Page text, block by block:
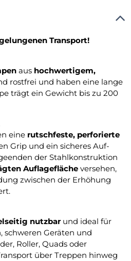
Transport!
aus hochwertigem,
rostfrei und haben eine lange
trägt ein Gewicht bis zu 200
eine rutschfeste, perforierte
Grip und ein sicheres Auf-
der Stahlkonstruktion
Auflagefläche versehen,
zwischen der Erhöhung
nutzbarund ideal für
schweren Geräten und
Roller, Quads oder
über Treppen hinweg